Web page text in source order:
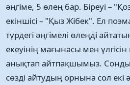
әңгіме, 5 өлең бар. Біреуі –
екіншісі – "Қыз Жібек". Ел
түрдегі әңгімелі өлеңді
екеуінің мағынасы мен
анықтап айтпақшымыз.
сөзді айтудың орнына сол екі